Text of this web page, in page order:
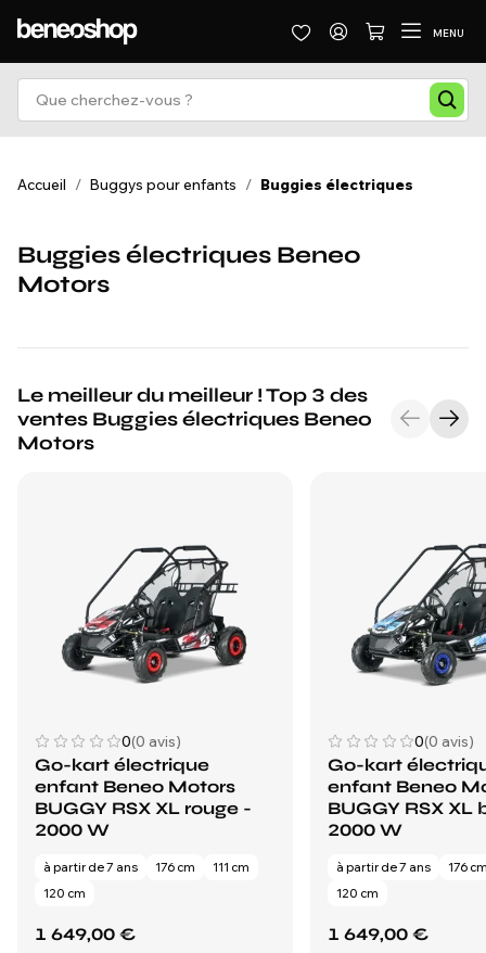
MENU
Accueil / Buggys pour enfants / Buggies électriques
Buggies électriques Beneo
Motors
Le meilleur du meilleur ! Top 3 des
ventes Buggies électriques Beneo
Motors
0(0 avis)
Go-kart électrique
enfant Beneo Motors
BUGGY RSX XL rouge -
2000 W
à partir de 7 ans 176 cm
111 cm
120 cm
1 649,00 €
0(0 avis)
Go-kart
enfant Beneo
BUGGY RSX XL
2000 W
à partir de 7 ans
176
120 cm
1 649,00 €